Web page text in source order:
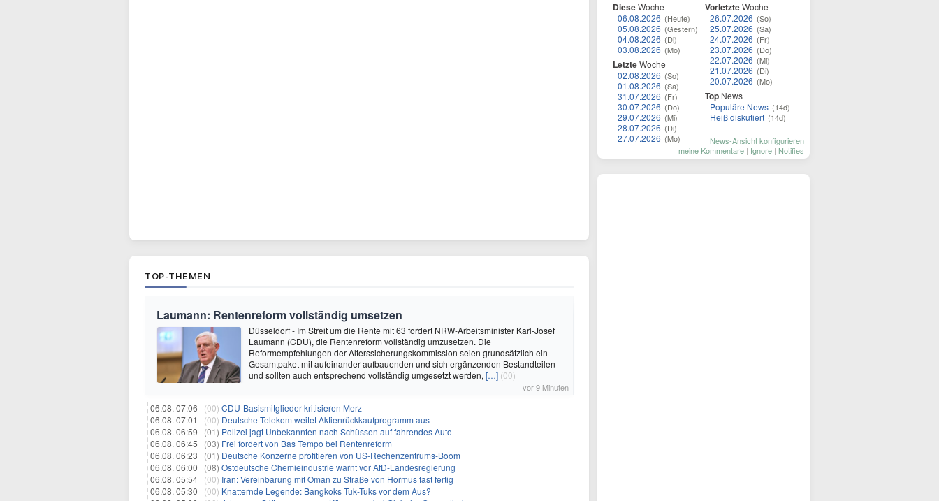
TOP-THEMEN
Laumann: Rentenreform vollständig umsetzen
Düsseldorf - Im Streit um die Rente mit 63 fordert NRW-Arbeitsminister Karl-Josef
Laumann (CDU), die Rentenreform vollständig umzusetzen. Die
Reformempfehlungen der Alterssicherungskommission seien grundsätzlich ein
Gesamtpaket mit aufeinander aufbauenden und sich ergänzenden Bestandteilen
und sollten auch entsprechend vollständig umgesetzt werden, […] (00)
vor 9 Minuten
06.08. 07:06 | (00) CDU-Basismitglieder kritisieren Merz
06.08. 07:01 | (00) Deutsche Telekom weitet Aktienrückkaufprogramm aus
06.08. 06:59 | (01) Polizei jagt Unbekannten nach Schüssen auf fahrendes Auto
06.08. 06:45 | (03) Frei fordert von Bas Tempo bei Rentenreform
06.08. 06:23 | (01) Deutsche Konzerne profitieren von US-Rechenzentrums-Boom
06.08. 06:00 | (08) Ostdeutsche Chemieindustrie warnt vor AfD-Landesregierung
06.08. 05:54 | (00) Iran: Vereinbarung mit Oman zu Straße von Hormus fast fertig
06.08. 05:30 | (00) Knatternde Legende: Bangkoks Tuk-Tuks vor dem Aus?
DieseWoche
06.08.2026 (Heute)
05.08.2026 (Gestern)
04.08.2026 (Di)
03.08.2026 (Mo)
LetzteWoche
02.08.2026 (So)
01.08.2026 (Sa)
31.07.2026 (Fr)
30.07.2026 (Do)
29.07.2026 (Mi)
28.07.2026 (Di)
27.07.2026 (Mo)
VorletzteWoche
26.07.2026 (So)
25.07.2026 (Sa)
24.07.2026 (Fr)
23.07.2026 (Do)
22.07.2026 (Mi)
21.07.2026 (Di)
20.07.2026 (Mo)
Top News
Populäre News (14d)
Heiß diskutiert (14d)
News-Ansicht konfigurieren
meine Kommentare | Ignore | Notifies